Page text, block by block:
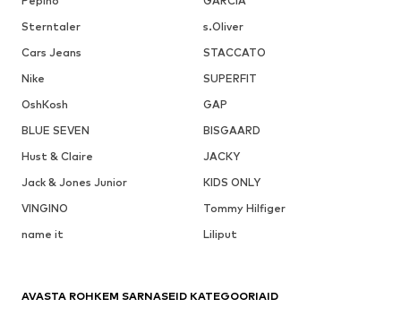
Sterntaler
s.Oliver
Cars Jeans
STACCATO
Nike
SUPERFIT
OshKosh
GAP
BLUE SEVEN
BISGAARD
Hust & Claire
JACKY
Jack & Jones Junior
KIDS ONLY
VINGINO
Tommy Hilfiger
name it
Liliput
AVASTA ROHKEM SARNASEID KATEGOORIAID